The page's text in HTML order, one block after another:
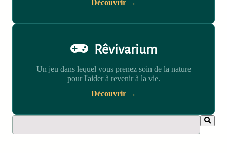
Découvrir →
Rêvivarium
Un jeu dans lequel vous prenez soin de la nature
pour l'aider à revenir à la vie.
Découvrir →